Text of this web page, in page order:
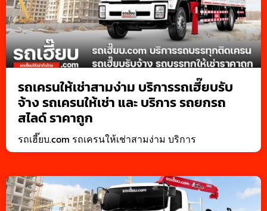
รถเครนให้เช่าสามง่าม บริการรถเฮี๊ยบรับ
จ้าง รถเครนให้เช่า และ บริการ รถยกรถ
สไลด์ ราคาถูก
รถเฮี๊ยบ.com รถเครนให้เช่าสามง่าม บริการ